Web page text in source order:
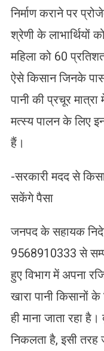
निर्माण कराने पर
श्रेणी के लाभार्थियों
महिला को 60
ऐसे किसान जिनके
पानी की प्रचूर मात्रा
मत्स्य पालन के लिए
हैं।
-सरकारी मदद से
सकेंगे पैसा
जनपद के सहायक
9568910333 से
हुए विभाग में अपना
खारा पानी किसानों
ही माना जाता रहा
निकलता है, इसी